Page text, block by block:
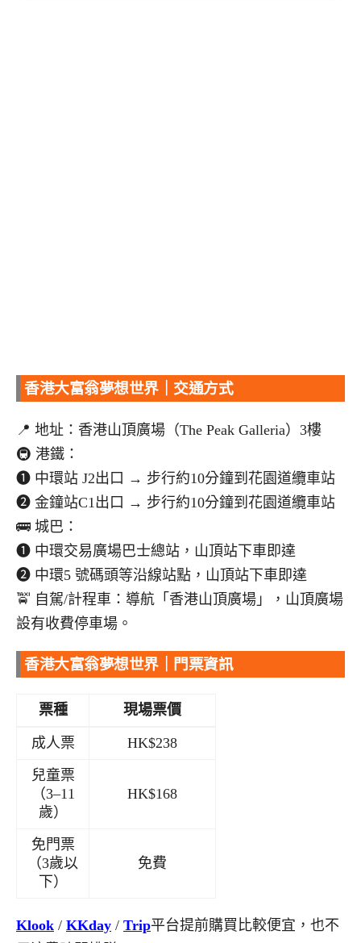
香港大富翁夢想世界｜交通方式
📍 地址：香港山頂廣場（The Peak Galleria）3樓
🚇 港鐵：
➊ 中環站 J2出口 → 步行約10分鐘到花園道纜車站
➋ 金鐘站C1出口 → 步行約10分鐘到花園道纜車站
🚌 城巴：
➊ 中環交易廣場巴士總站，山頂站下車即達
➋ 中環5 號碼頭等沿線站點，山頂站下車即達
🚖 自駕/計程車：導航「香港山頂廣場」，山頂廣場
設有收費停車場。
香港大富翁夢想世界｜門票資訊
票種 現場票價
成人票
HK$238
兒童票
（3–11
歲）
HK$168
免門票
（3歲以
下）
免費
Klook / KKday / Trip平台提前購買比較便宜，也不